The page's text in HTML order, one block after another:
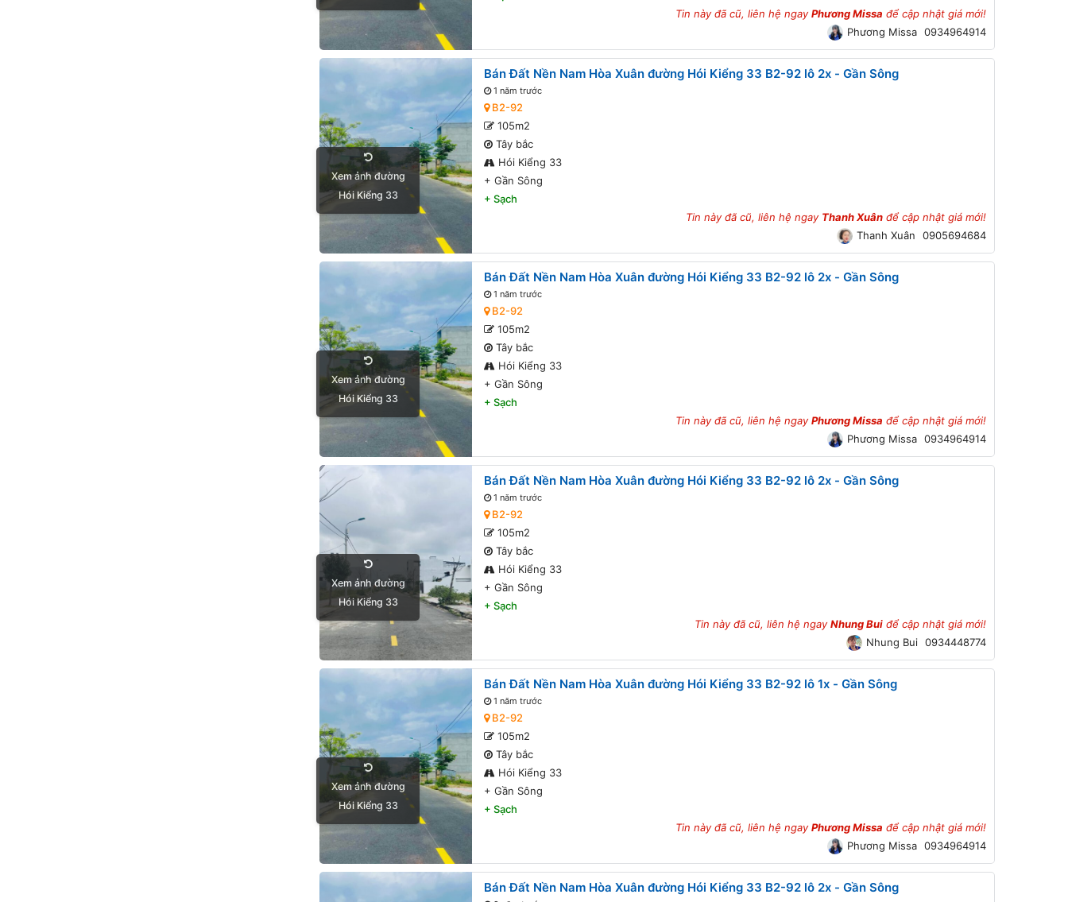
Tin này đã cũ, liên hệ ngayPhương Missa để cập nhật giá mới!
Phương Missa 0934964914
Xem ảnh đường
Hói Kiểng 33
Bán Đất Nền Nam Hòa Xuân đường Hói Kiểng 33 B2-92 lô 2x - Gần Sông
1 năm trước
B2-92
105m2
Tây bắc
Hói Kiểng 33
+ Gần Sông
+ Sạch
Tin này đã cũ, liên hệ ngay Thanh Xuân để cập nhật giá mới!
Thanh Xuân
0905694684
Xem ảnh đường
Hói Kiểng 33
Bán Đất Nền Nam Hòa Xuân đường Hói Kiểng 33 B2-92 lô 2x - Gần Sông
1 năm trước
B2-92
105m2
Tây bắc
Hói Kiểng 33
+ Gần Sông
+ Sạch
Tin này đã cũ, liên hệ ngayPhương Missa để cập nhật giá mới!
Phương Missa 0934964914
Xem ảnh đường
Hói Kiểng 33
Bán Đất Nền Nam Hòa Xuân đường Hói Kiểng 33 B2-92 lô 2x - Gần Sông
1 năm trước
B2-92
105m2
Tây bắc
Hói Kiểng 33
+ Gần Sông
+ Sạch
Tin này đã cũ, liên hệ ngayNhung Bui để cập nhật giá mới!
Nhung Bui 0934448774
Xem ảnh đường
Hói Kiểng 33
Bán Đất Nền Nam Hòa Xuân đường Hói Kiểng 33 B2-92 lô 1x - Gần Sông
1 năm trước
B2-92
105m2
Tây bắc
Hói Kiểng 33
+ Gần Sông
+ Sạch
Tin này đã cũ, liên hệ ngayPhương Missa để cập nhật giá mới!
Phương Missa 0934964914
Bán Đất Nền Nam Hòa Xuân đường Hói Kiểng 33 B2-92 lô 2x - Gần Sông